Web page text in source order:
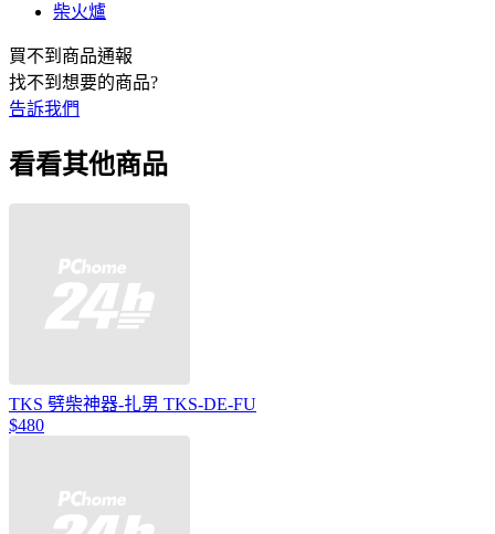
柴火爐
買不到商品通報
找不到想要的商品?
告訴我們
看看其他商品
TKS 劈柴神器-扎男 TKS-DE-FU
$480